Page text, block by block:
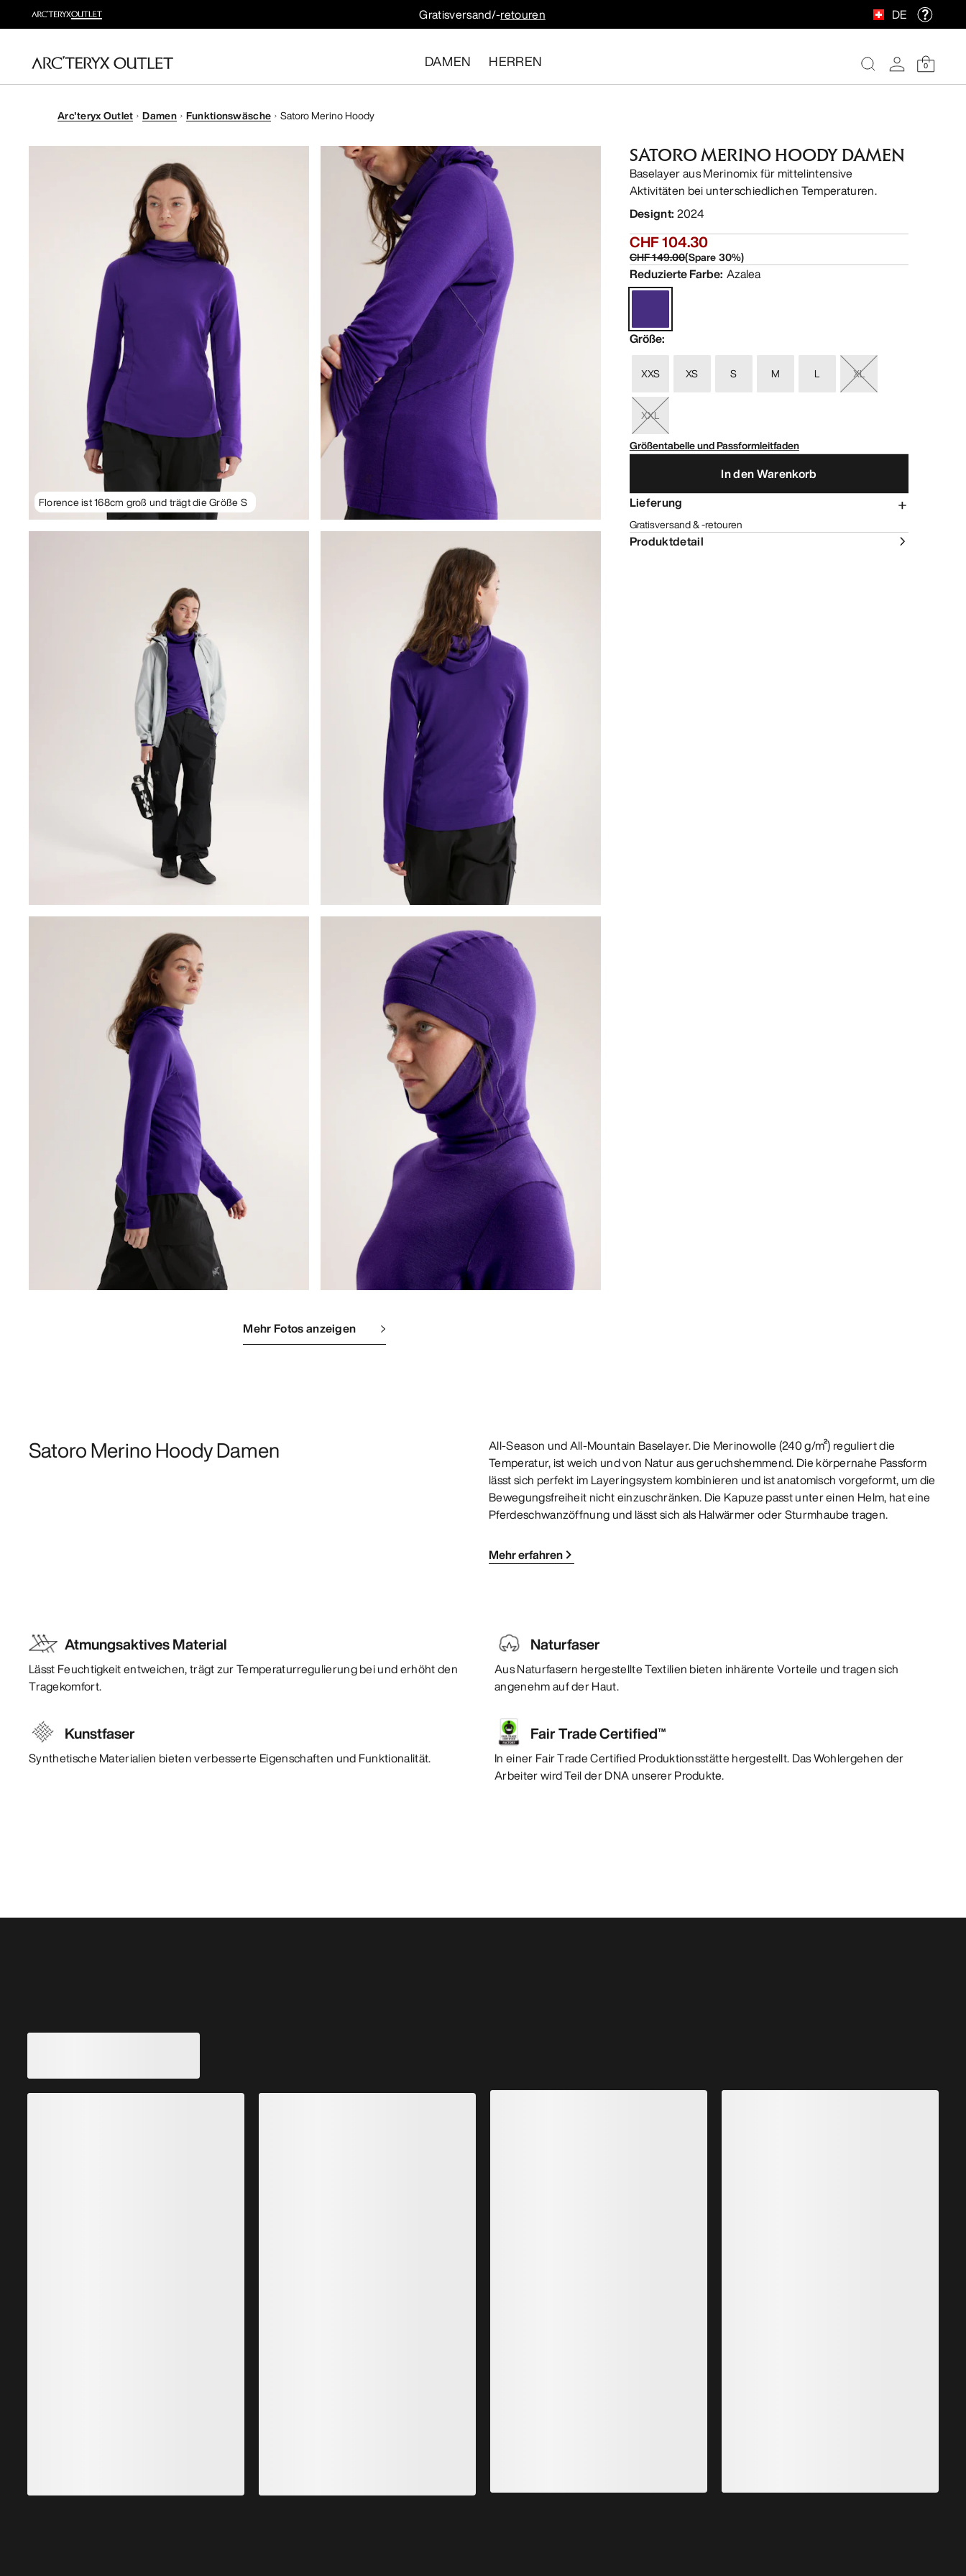
Gratisversand/-retouren DE
DAMEN HERREN 0
Arc'teryx Outlet Damen Funktionswäsche Satoro Merino Hoody
Florence ist 168cm groß und trägt die Größe S
Mehr Fotos anzeigen
SATORO MERINO HOODY DAMEN
Baselayer aus Merinomix für mittelintensive
Aktivitäten bei unterschiedlichen Temperaturen.
Designt: 2024
CHF 104.30
CHF 149.00(Spare30%)
Reduzierte Farbe: Azalea
Größe:
XXS XS S M L XL
XXL
Größentabelle und Passformleitfaden
In den Warenkorb
Lieferung
Gratisversand & -retouren
Produktdetail
Satoro Merino Hoody Damen
All-Season und All-Mountain Baselayer. Die Merinowolle (240 g/m²) reguliert die
Temperatur, ist weich und von Natur aus geruchshemmend. Die körpernahe Passform
lässt sich perfekt im Layeringsystem kombinieren und ist anatomisch vorgeformt, um die
Bewegungsfreiheit nicht einzuschränken. Die Kapuze passt unter einen Helm, hat eine
Pferdeschwanzöffnung und lässt sich als Halwärmer oder Sturmhaube tragen.
Mehr erfahren
Atmungsaktives Material
Lässt Feuchtigkeit entweichen, trägt zur Temperaturregulierung bei und erhöht den
Tragekomfort.
Naturfaser
Aus Naturfasern hergestellte Textilien bieten inhärente Vorteile und tragen sich
angenehm auf der Haut.
Kunstfaser
Synthetische Materialien bieten verbesserte Eigenschaften und Funktionalität.
Fair Trade Certified™
In einer Fair Trade Certified Produktionsstätte hergestellt. Das Wohlergehen der
Arbeiter wird Teil der DNA unserer Produkte.